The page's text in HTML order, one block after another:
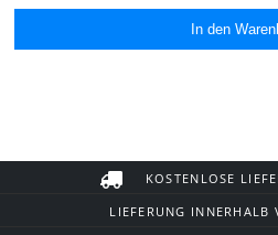
KOSTENLOSE
LIEFERUNG INNERHALB